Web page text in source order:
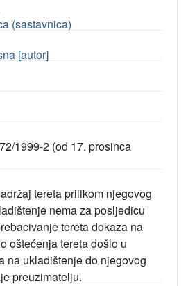
(sastavnica)
[autor]
1999-2 (od 17. prosinca
tereta prilikom njegovog
nema za posljedicu
tereta dokaza na
oštećenja tereta došlo u
na ukladištenje do njegovog
preuzimatelju.